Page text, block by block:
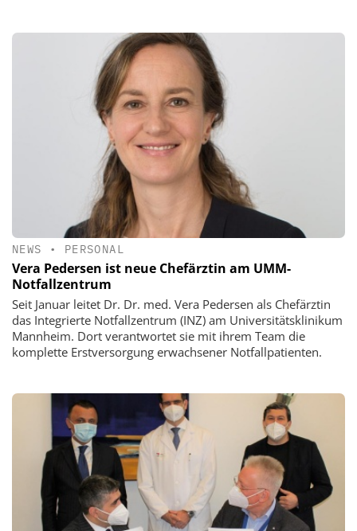
NEWS • PERSONAL
Vera Pedersen ist neue Chefärztin am UMM-
Notfallzentrum
Seit Januar leitet Dr. Dr. med. Vera Pedersen als Chefärztin
das Integrierte Notfallzentrum (INZ) am Universitätsklinikum
Mannheim. Dort verantwortet sie mit ihrem Team die
komplette Erstversorgung erwachsener Notfallpatienten.